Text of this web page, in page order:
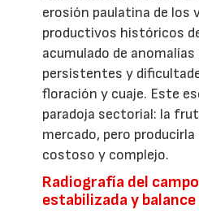
erosión paulatina de los
productivos históricos
acumulado de
persistentes y
floración y cuaje. Este
paradoja sectorial: la
mercado, pero
costoso y complejo.
Radiografía del
estabilizada y